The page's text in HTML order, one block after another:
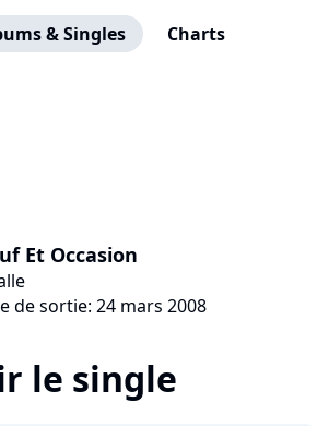
& Singles Charts
Et Occasion
de sortie: 24 mars 2008
le single